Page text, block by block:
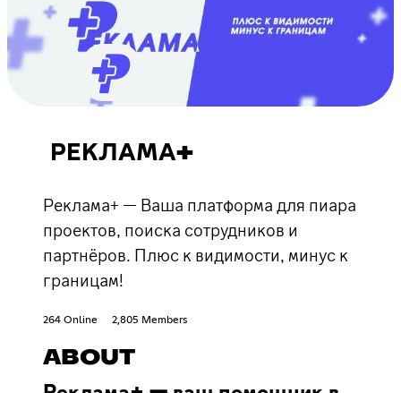
РЕКЛАМА+
Реклама+ — Ваша платформа для пиара
проектов, поиска сотрудников и
партнёров. Плюс к видимости, минус к
границам!
264 Online 2,805 Members
ABOUT